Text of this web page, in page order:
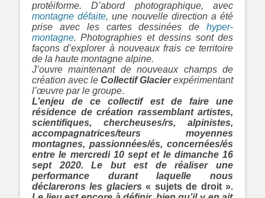
protéiforme. D’abord photographique, avec
montagne défaite, une nouvelle direction a été
prise avec les cartes dessinées de hyper-
montagne. Photographies et dessins sont des
façons d’explorer à nouveaux frais ce territoire
de la haute montagne alpine.
J’ouvre maintenant de nouveaux champs de
création avec le Collectif Glacierexpérimentant
l’œuvre par le groupe.
L’enjeu de ce collectif est de faire une
résidence de création rassemblant artistes,
scientifiques, chercheuses/rs, alpinistes,
accompagnatrices/teurs moyennes
montagnes, passionnées/és, concernées/és
entre le mercredi 10 sept et le dimanche 16
sept 2020. Le but est de réaliser une
performance durant laquelle nous
déclarerons les glaciers « sujets de droit ».